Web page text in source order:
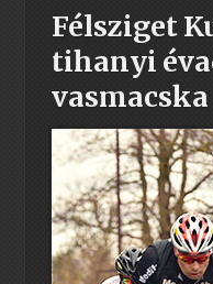
Félsziget
tihanyi
vasmacska